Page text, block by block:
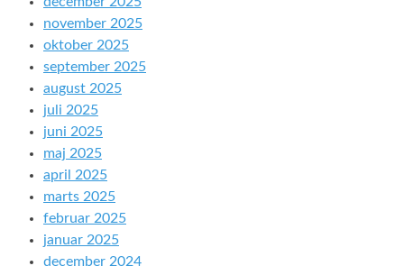
november 2025
oktober 2025
september 2025
august 2025
juli 2025
juni 2025
maj 2025
april 2025
marts 2025
februar 2025
januar 2025
december 2024